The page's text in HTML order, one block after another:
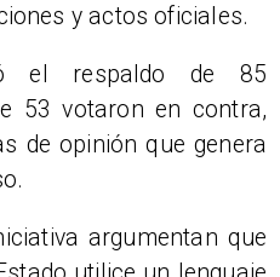
y actos oficiales.
el respaldo de 85
53 votaron en contra,
de opinión que genera
argumentan que